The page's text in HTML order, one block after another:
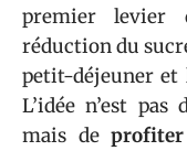
premier levier
réduction du
petit-déjeuner et
L’idée n’est
mais de